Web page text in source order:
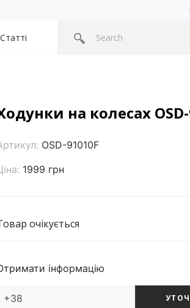
Статті
на колесах
OSD-91010F
1999 грн
очікується
інформацію